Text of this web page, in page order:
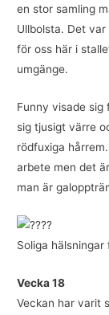
en stor samling
Ullbolsta. Det
för oss här i
umgänge.
Funny visade sig
sig tjusigt värre
rödfuxiga
arbete men det
man är
Soliga
Vecka 18
Veckan har varit